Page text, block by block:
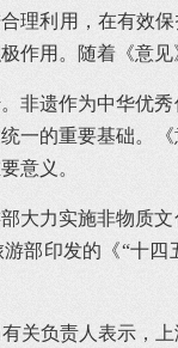
理利用，在有效
作用。随着《意
非遗作为中华优
一的重要基础。
意义。
大力实施非物质
部印发的《“十
有关负责人表示，